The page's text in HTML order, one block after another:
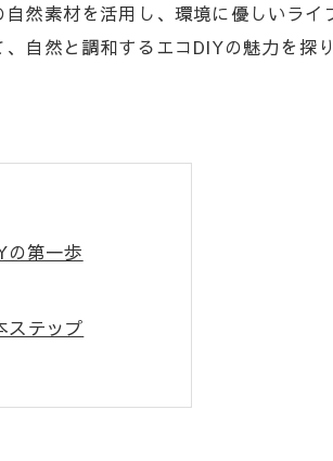
然素材を活用し、環境に優しいライ
自然と調和するエコDIYの魅力を探
の第一歩
ステップ
クトの始め方